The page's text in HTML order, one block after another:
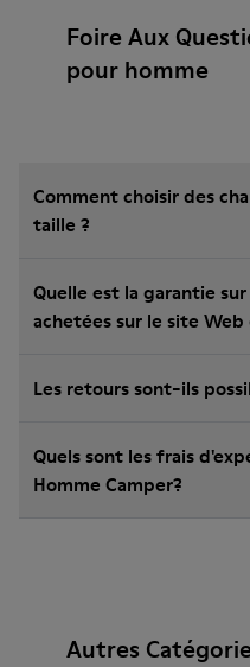
Foire Aux
pour homme
Comment choisir des
taille ?
Quelle est la garantie
achetées sur le site Web
Les retours sont-ils
Quels sont les frais
Homme Camper?
Autres